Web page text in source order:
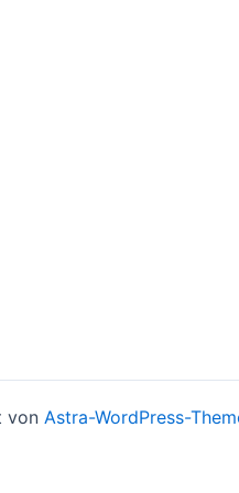
von Astra-WordPress-